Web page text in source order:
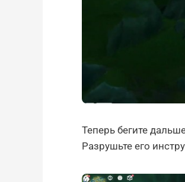
Теперь бегите
Разрушьте его